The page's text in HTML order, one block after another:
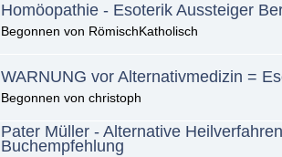
Homöopathie - Esoterik Aussteiger
Begonnen von RömischKatholisch
WARNUNG vor Alternativmedizin =
Begonnen von christoph
Pater Müller - Alternative
Buchempfehlung